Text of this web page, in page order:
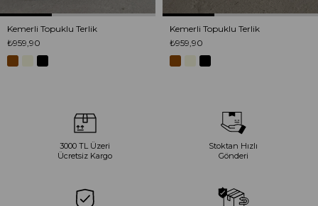
Kemerli Topuklu Terlik
₺959,90
Kemerli Topuklu Terlik
₺959,90
3000 TL Üzeri
Ücretsiz Kargo
Stoktan Hızlı
Gönderi